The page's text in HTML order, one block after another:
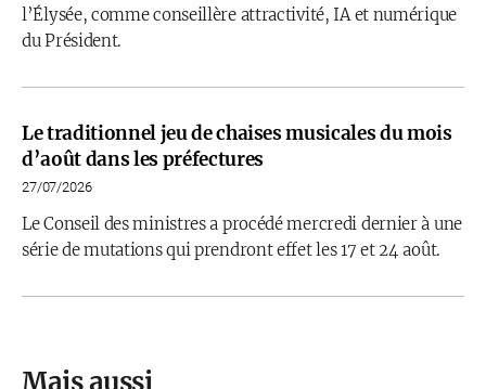
l’Élysée, comme conseillère attractivité, IA et numérique
du Président.
Le traditionnel jeu de chaises musicales du mois
d’août dans les préfectures
27/07/2026
Le Conseil des ministres a procédé mercredi dernier à une
série de mutations qui prendront effet les 17 et 24 août.
Mais aussi